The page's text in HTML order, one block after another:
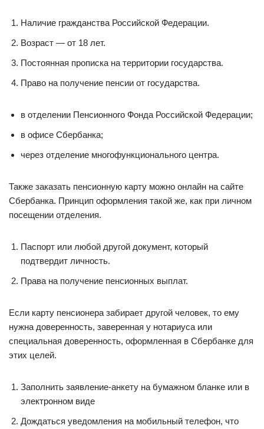
Наличие гражданства Российской Федерации.
Возраст — от 18 лет.
Постоянная прописка на территории государства.
Право на получение пенсии от государства.
в отделении Пенсионного Фонда Российской Федерации;
в офисе Сбербанка;
через отделение многофункционального центра.
Также заказать пенсионную карту можно онлайн на сайте
Сбербанка. Принцип оформления такой же, как при личном
посещении отделения.
Паспорт или любой другой документ, который
подтвердит личность.
Права на получение пенсионных выплат.
Если карту пенсионера забирает другой человек, то ему
нужна доверенность, заверенная у нотариуса или
специальная доверенность, оформленная в Сбербанке для
этих целей.
Заполнить заявление-анкету на бумажном бланке или в
электронном виде
Дождаться уведомления на мобильный телефон, что